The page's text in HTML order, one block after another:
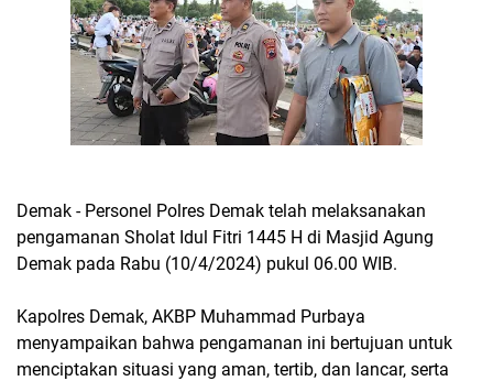
Demak - Personel Polres Demak telah melaksanakan
pengamanan Sholat Idul Fitri 1445 H di Masjid Agung
Demak pada Rabu (10/4/2024) pukul 06.00 WIB.
Kapolres Demak, AKBP Muhammad Purbaya
menyampaikan bahwa pengamanan ini bertujuan untuk
menciptakan situasi yang aman, tertib, dan lancar, serta